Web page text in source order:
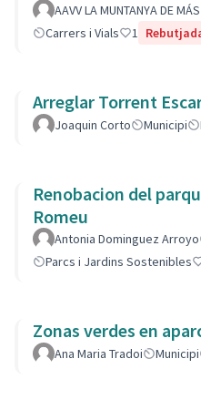
AAVV LA MUNTANYA DE
Carrers i Vials
1
Arreglar Torrent
Joaquin Corto Municipi
Renobacion del
Romeu
Antonia Dominguez Arroyo
Parcs i Jardins Sostenibles
Zonas verdes en
Ana Maria Tradoi Municipi